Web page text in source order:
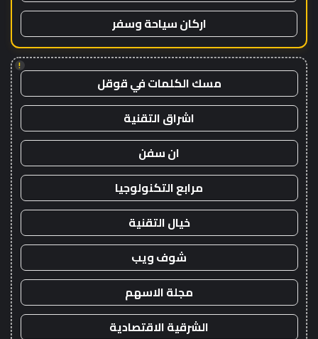
اركان سياحة وسفر
!
مسك الكلمات في قوقل
اشراق التقنية
ان سفن
مرابع التكنولوجيا
خيال التقنية
شوف ويب
مجلة الاسهم
الشرقية الاقتصادية